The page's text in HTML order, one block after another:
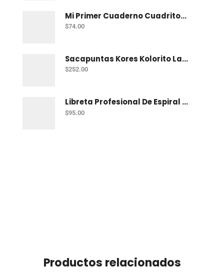
Mi Primer Cuaderno Cuadritos "A" (10Mm) 50 Hojas Norma
$74.00
Sacapuntas Kores Kolorito Lapiz 1 Orif C/20
$252.00
Libreta Profesional De Espiral Printaform Arcoiris Pastel 100 H Ry
$95.00
Productos relacionados